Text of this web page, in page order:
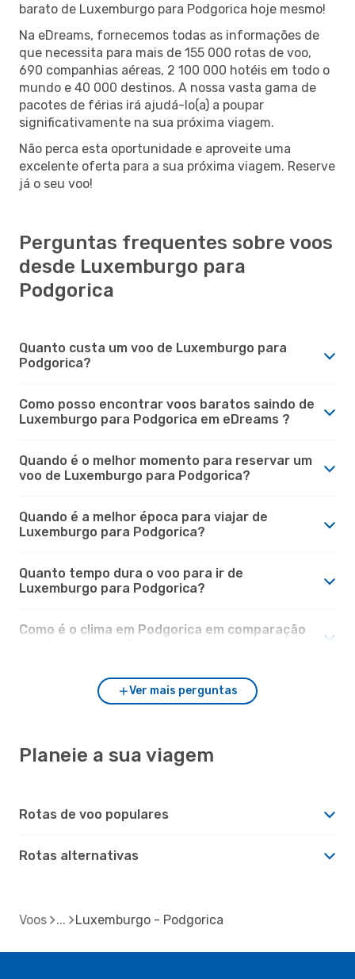
barato de Luxemburgo para Podgorica hoje mesmo!
Na eDreams, fornecemos todas as informações de
que necessita para mais de 155 000 rotas de voo,
690 companhias aéreas, 2 100 000 hotéis em todo o
mundo e 40 000 destinos. A nossa vasta gama de
pacotes de férias irá ajudá-lo(a) a poupar
significativamente na sua próxima viagem.
Não perca esta oportunidade e aproveite uma
excelente oferta para a sua próxima viagem. Reserve
já o seu voo!
Perguntas frequentes sobre voos
desde Luxemburgo para
Podgorica
Quanto custa um voo de Luxemburgo para
Podgorica?
Como posso encontrar voos baratos saindo de
Luxemburgo para Podgorica em eDreams ?
Quando é o melhor momento para reservar um
voo de Luxemburgo para Podgorica?
Quando é a melhor época para viajar de
Luxemburgo para Podgorica?
Quanto tempo dura o voo para ir de
Luxemburgo para Podgorica?
Como é o clima em Podgorica em comparação
Ver mais perguntas
Planeie a sua viagem
Rotas de voo populares
Rotas alternativas
Voos Luxemburgo - Podgorica